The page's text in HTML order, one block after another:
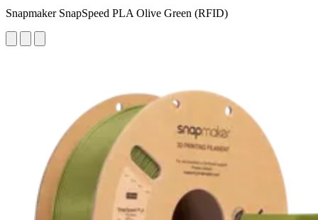
Snapmaker SnapSpeed PLA Olive Green (RFID)